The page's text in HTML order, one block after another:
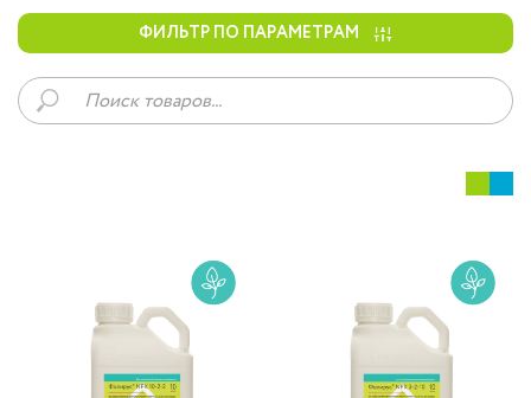
ФИЛЬТР ПО ПАРАМЕТРАМ
Поиск
товаров